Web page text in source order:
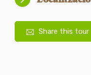
Share this tour